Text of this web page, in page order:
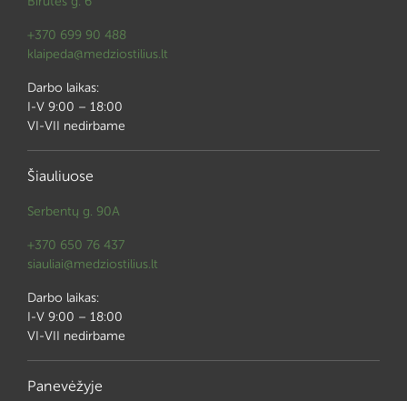
+370 699 90 488
klaipeda@medziostilius.lt
Darbo laikas:
I-V 9:00 – 18:00
VI-VII nedirbame
Šiauliuose
Serbentų g. 90A
+370 650 76 437
siauliai@medziostilius.lt
Darbo laikas:
I-V 9:00 – 18:00
VI-VII nedirbame
Panevėžyje